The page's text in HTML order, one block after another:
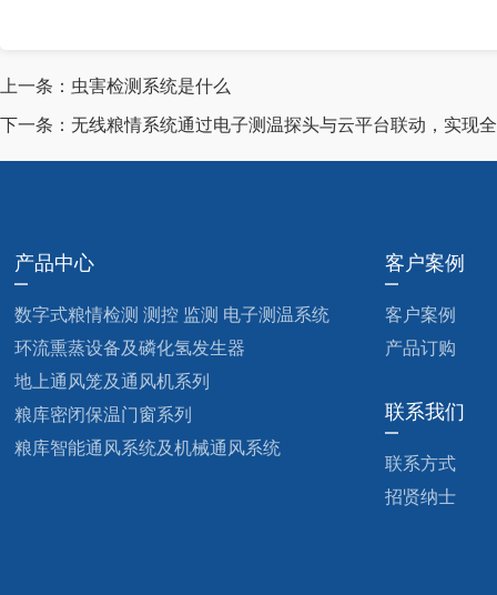
上一条： 虫害检测系统是什么
下一条： 无线粮情系统通过电子测温探头与云平台联动，实现
产品中心
数字式粮情检测 测控 监测 电子测温系统
环流熏蒸设备及磷化氢发生器
地上通风笼及通风机系列
粮库密闭保温门窗系列
粮库智能通风系统及机械通风系统
客户案例
客户案例
产品订购
联系我们
联系方式
招贤纳士